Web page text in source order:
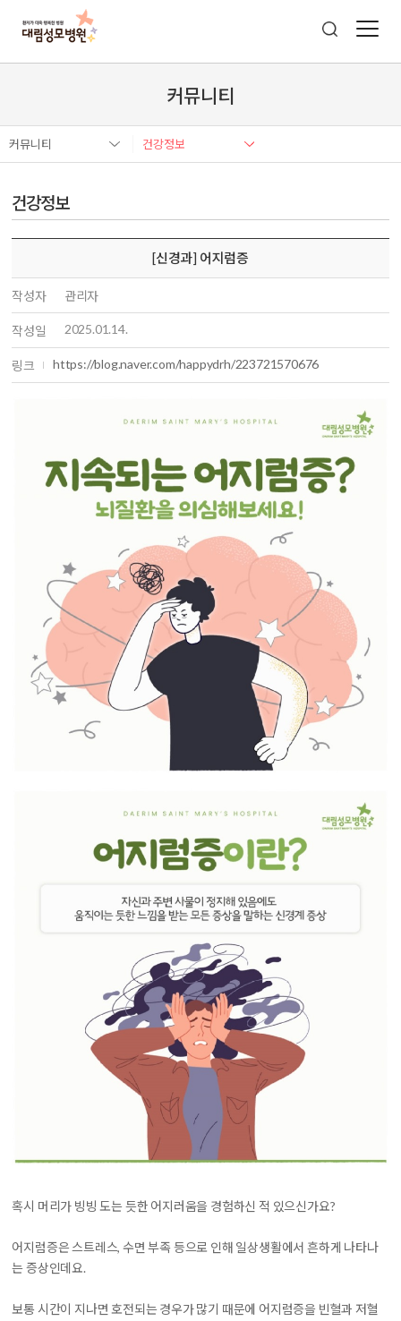
커뮤니티
커뮤니티 건강정보
건강정보
[신경과] 어지럼증
작성자 관리자
작성일 2025.01.14.
링크 https://blog.naver.com/happydrh/223721570676
혹시 머리가 빙빙 도는 듯한 어지러움을 경험하신 적 있으신가요?
어지럼증은 스트레스, 수면 부족 등으로 인해 일상생활에서 흔하게 나타나
는 증상인데요.
보통 시간이 지나면 호전되는 경우가 많기 때문에 어지럼증을 빈혈과 저혈